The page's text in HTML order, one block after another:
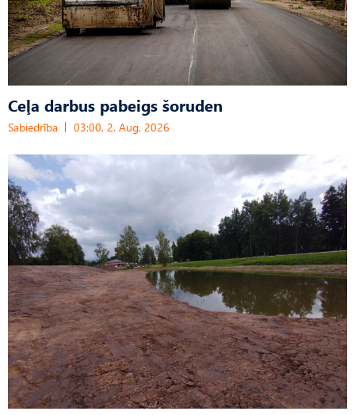
Ceļa darbus pabeigs šoruden
Sabiedrība 03:00, 2. Aug, 2026